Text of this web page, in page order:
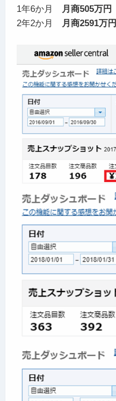
1年6か月
月商505万円
2年2か月
月商2591万円